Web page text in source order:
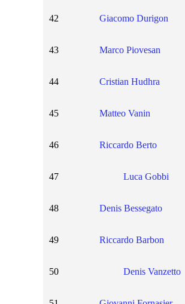
42 Giacomo Durigon
43 Marco Piovesan
44 Cristian Hudhra
45 Matteo Vanin
46 Riccardo Berto
47 Luca Gobbi
48 Denis Bessegato
49 Riccardo Barbon
50 Denis Vanzetto